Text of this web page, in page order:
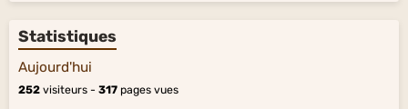
Statistiques
Aujourd'hui
252 visiteurs - 317 pages vues